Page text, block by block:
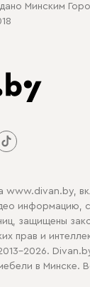
Минским
www.divan.by,
информацию,
защищены
прав и
2026.
в Минске.